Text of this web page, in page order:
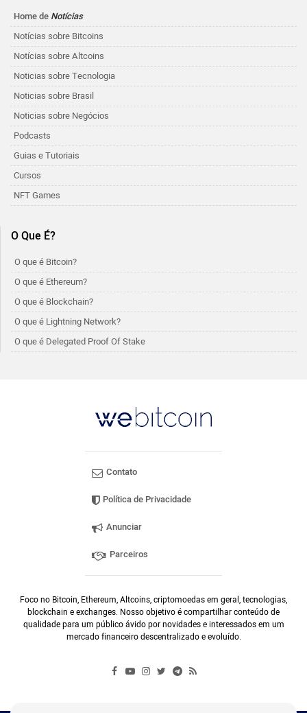
Home de Notícias
Notícias sobre Bitcoins
Notícias sobre Altcoins
Noticias sobre Tecnologia
Noticias sobre Brasil
Noticias sobre Negócios
Podcasts
Guias e Tutoriais
Cursos
NFT Games
O Que É?
O que é Bitcoin?
O que é Ethereum?
O que é Blockchain?
O que é Lightning Network?
O que é Delegated Proof Of Stake
Contato
Política de Privacidade
Anunciar
Parceiros
Foco no Bitcoin, Ethereum, Altcoins, criptomoedas em geral, tecnologias,
blockchain e exchanges. Nosso objetivo é compartilhar conteúdo de
qualidade para um público ávido por novidades e interessados em um
mercado financeiro descentralizado e evoluído.